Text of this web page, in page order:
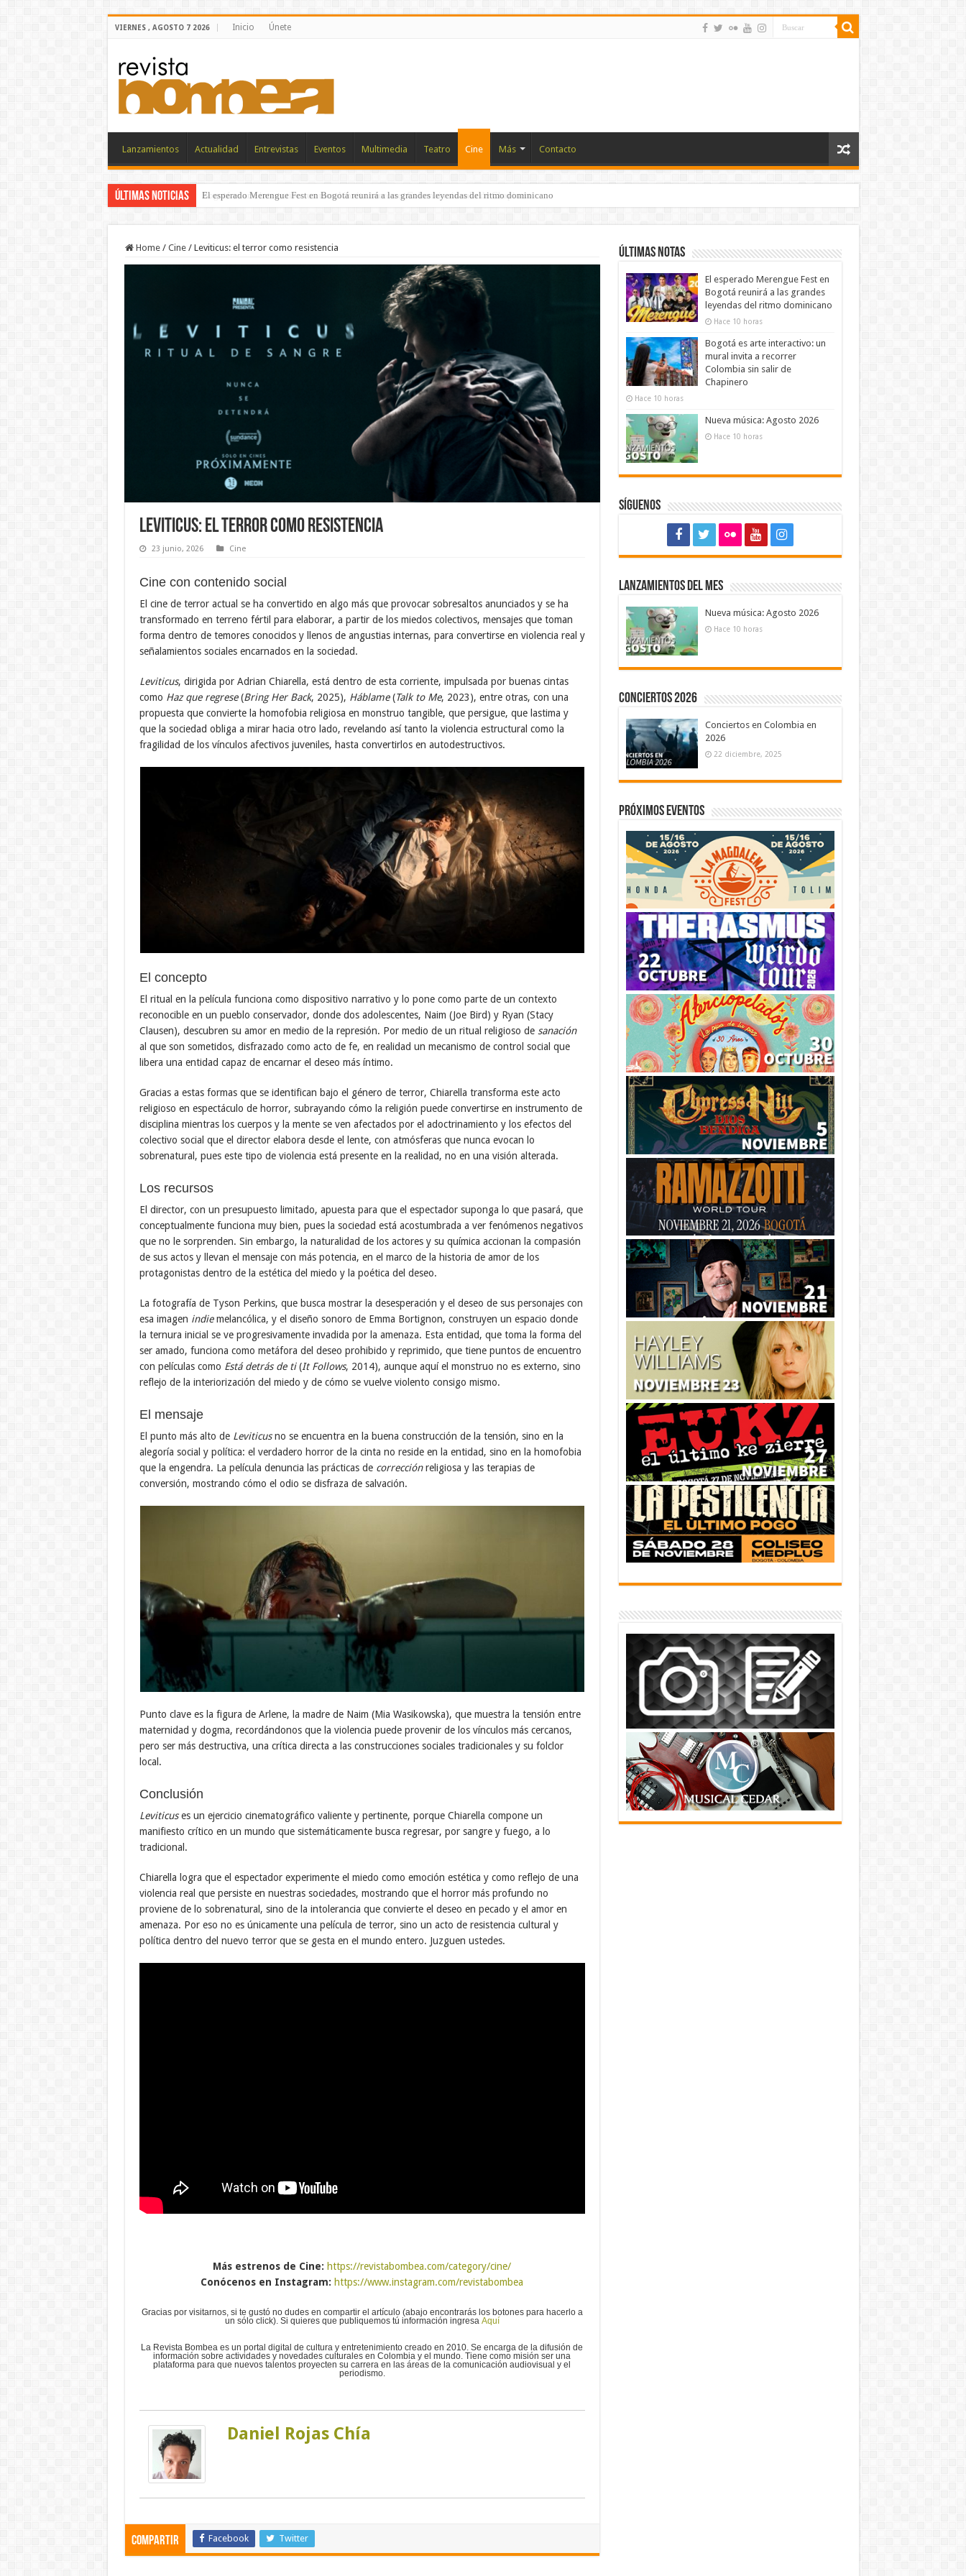
VIERNES , AGOSTO 7 2026 Inicio Únete
Lanzamientos Actualidad Entrevistas Eventos Multimedia Teatro Cine Más Contacto
Últimas noticias Bogotá es arte interactivo: un mural invita a recorrer Colombia sin salir de Chapinero
Home / Cine / Leviticus: el terror como resistencia
Leviticus: el terror como resistencia
23 junio, 2026 Cine
Cine con contenido social
El cine de terror actual se ha convertido en algo más que provocar sobresaltos anunciados y se ha
transformado en terreno fértil para elaborar, a partir de los miedos colectivos, mensajes que toman
forma dentro de temores conocidos y llenos de angustias internas, para convertirse en violencia real y
señalamientos sociales encarnados en la sociedad.
Leviticus, dirigida por Adrian Chiarella, está dentro de esta corriente, impulsada por buenas cintas
como Haz que regrese(Bring Her Back, 2025), Háblame(Talk to Me, 2023), entre otras, con una
propuesta que convierte la homofobia religiosa en monstruo tangible, que persigue, que lastima y
que la sociedad obliga a mirar hacia otro lado, revelando así tanto la violencia estructural como la
fragilidad de los vínculos afectivos juveniles, hasta convertirlos en autodestructivos.
El concepto
El ritual en la película funciona como dispositivo narrativo y lo pone como parte de un contexto
reconocible en un pueblo conservador, donde dos adolescentes, Naim (Joe Bird) y Ryan (Stacy
Clausen), descubren su amor en medio de la represión. Por medio de un ritual religioso de sanación
al que son sometidos, disfrazado como acto de fe, en realidad un mecanismo de control social que
libera una entidad capaz de encarnar el deseo más íntimo.
Gracias a estas formas que se identifican bajo el género de terror, Chiarella transforma este acto
religioso en espectáculo de horror, subrayando cómo la religión puede convertirse en instrumento de
disciplina mientras los cuerpos y la mente se ven afectados por el adoctrinamiento y los efectos del
colectivo social que el director elabora desde el lente, con atmósferas que nunca evocan lo
sobrenatural, pues este tipo de violencia está presente en la realidad, no en una visión alterada.
Los recursos
El director, con un presupuesto limitado, apuesta para que el espectador suponga lo que pasará, que
conceptualmente funciona muy bien, pues la sociedad está acostumbrada a ver fenómenos negativos
que no le sorprenden. Sin embargo, la naturalidad de los actores y su química accionan la compasión
de sus actos y llevan el mensaje con más potencia, en el marco de la historia de amor de los
protagonistas dentro de la estética del miedo y la poética del deseo.
La fotografía de Tyson Perkins, que busca mostrar la desesperación y el deseo de sus personajes con
esa imagen indiemelancólica, y el diseño sonoro de Emma Bortignon, construyen un espacio donde
la ternura inicial se ve progresivamente invadida por la amenaza. Esta entidad, que toma la forma del
ser amado, funciona como metáfora del deseo prohibido y reprimido, que tiene puntos de encuentro
con películas como Está detrás de ti(It Follows, 2014), aunque aquí el monstruo no es externo, sino
reflejo de la interiorización del miedo y de cómo se vuelve violento consigo mismo.
El mensaje
El punto más alto de Leviticusno se encuentra en la buena construcción de la tensión, sino en la
alegoría social y política: el verdadero horror de la cinta no reside en la entidad, sino en la homofobia
que la engendra. La película denuncia las prácticas de correcciónreligiosa y las terapias de
conversión, mostrando cómo el odio se disfraza de salvación.
Punto clave es la figura de Arlene, la madre de Naim (Mia Wasikowska), que muestra la tensión entre
maternidad y dogma, recordándonos que la violencia puede provenir de los vínculos más cercanos,
pero ser más destructiva, una crítica directa a las construcciones sociales tradicionales y su folclor
local.
Conclusión
Leviticuses un ejercicio cinematográfico valiente y pertinente, porque Chiarella compone un
manifiesto crítico en un mundo que sistemáticamente busca regresar, por sangre y fuego, a lo
tradicional.
Chiarella logra que el espectador experimente el miedo como emoción estética y como reflejo de una
violencia real que persiste en nuestras sociedades, mostrando que el horror más profundo no
proviene de lo sobrenatural, sino de la intolerancia que convierte el deseo en pecado y el amor en
amenaza. Por eso no es únicamente una película de terror, sino un acto de resistencia cultural y
política dentro del nuevo terror que se gesta en el mundo entero. Juzguen ustedes.
Más estrenos de Cine: https://revistabombea.com/category/cine/
Conócenos en Instagram: https://www.instagram.com/revistabombea
Gracias por visitarnos, si te gustó no dudes en compartir el artículo (abajo encontrarás los botones para hacerlo a
un sólo click). Si quieres que publiquemos tú información ingresa Aquí
La Revista Bombea es un portal digital de cultura y entretenimiento creado en 2010. Se encarga de la difusión de
información sobre actividades y novedades culturales en Colombia y el mundo. Tiene como misión ser una
plataforma para que nuevos talentos proyecten su carrera en las áreas de la comunicación audiovisual y el
periodismo.
Daniel Rojas Chía
Compartir Facebook Twitter
Últimas notas
El esperado Merengue Fest en
Bogotá reunirá a las grandes
leyendas del ritmo dominicano
Hace 10 horas
Bogotá es arte interactivo: un
mural invita a recorrer
Colombia sin salir de
Chapinero
Hace 10 horas
Nueva música: Agosto 2026
Hace 10 horas
Síguenos
Lanzamientos del mes
Nueva música: Agosto 2026
Hace 10 horas
Conciertos 2026
Conciertos en Colombia en
2026
22 diciembre, 2025
Próximos eventos